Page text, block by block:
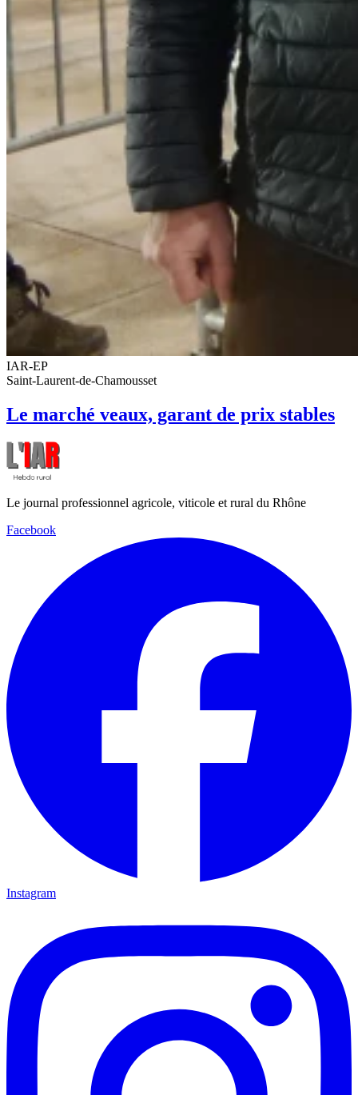
IAR-EP
Saint-Laurent-de-Chamousset
Le marché veaux, garant de prix stables
Le journal professionnel agricole, viticole et rural du Rhône
Facebook
Instagram